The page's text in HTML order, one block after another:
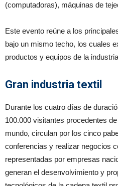
(computadoras), máquinas de
Este evento reúne a los
bajo un mismo techo, los cuales
productos y equipos de la
Gran industria textil
Durante los cuatro días de
100.000 visitantes procedentes
mundo, circulan por los cinco
conferencias y realizar negocios
representadas por empresas
generan el desenvolvimiento y